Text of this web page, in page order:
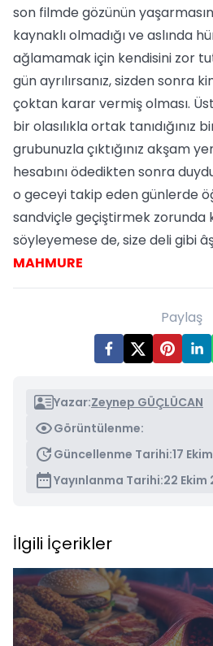
son filmde gözünün
kaynaklı olmadığı ve aslında
ağlamamak için kendisini zor
gün ayrılırsanız, sizden sonra
çoktan karar vermiş olması.
bir olasılıkla ortak tanıdığınız
grubunuzla çıktığınız akşam
hesabını ödedikten sonra
o geceyi takip eden günlerde
sandviçle geçiştirmek zorunda
söyleyemese de, size deli gibi
MAHMURE
Paylaş
Yazar:Zeynep GÜÇLÜCAN
Görüntülenme:
Güncellenme Tarihi:17
Yayınlanma Tarihi:22 Ekim
İlgili İçerikler